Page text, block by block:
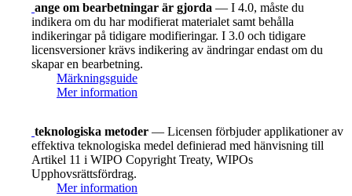
ange om bearbetningar är gjorda — I 4.0, måste du
indikera om du har modifierat materialet samt behålla
indikeringar på tidigare modifieringar. I 3.0 och tidigare
licensversioner krävs indikering av ändringar endast om du
skapar en bearbetning.
Märkningsguide
Mer information
teknologiska metoder — Licensen förbjuder applikationer av
effektiva teknologiska medel definierad med hänvisning till
Artikel 11 i WIPO Copyright Treaty, WIPOs
Upphovsrättsfördrag.
Mer information